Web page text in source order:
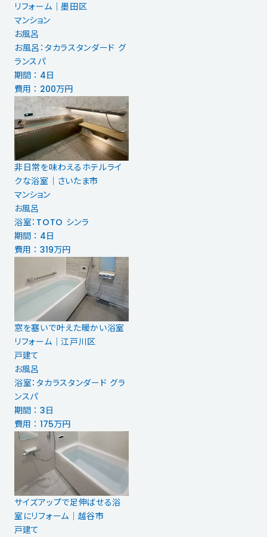
リフォーム｜墨田区
マンション
お風呂
お風呂：タカラスタンダード グ
ランスパ
期間 ： 4日
費用 ： 200万円
非日常を味わえるホテルライ
クな浴室｜さいたま市
マンション
お風呂
浴室：TOTO シンラ
期間 ： 4日
費用 ： 319万円
窓を塞いで叶えた暖かい浴室
リフォーム｜江戸川区
戸建て
お風呂
浴室：タカラスタンダード グラ
ンスパ
期間 ： 3日
費用 ： 175万円
サイズアップで足伸ばせる浴
室にリフォーム｜越谷市
戸建て